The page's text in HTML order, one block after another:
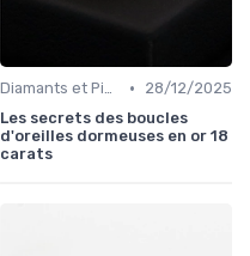
Diamants et Pierres Précieuses •
28/12/2025
Les secrets des boucles
d'oreilles dormeuses en or 18
carats